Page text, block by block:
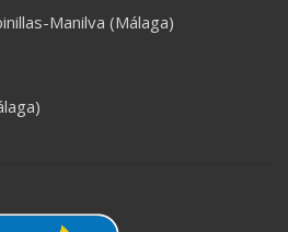
Manilva (Málaga)